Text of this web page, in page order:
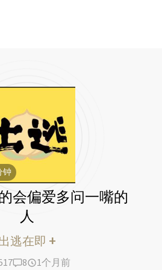
钟
会偏爱多问一嘴的
人
逃在即 +
8 1个月前